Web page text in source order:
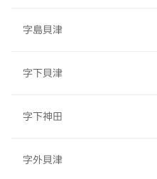
字島貝津
字下貝津
字下神田
字外貝津